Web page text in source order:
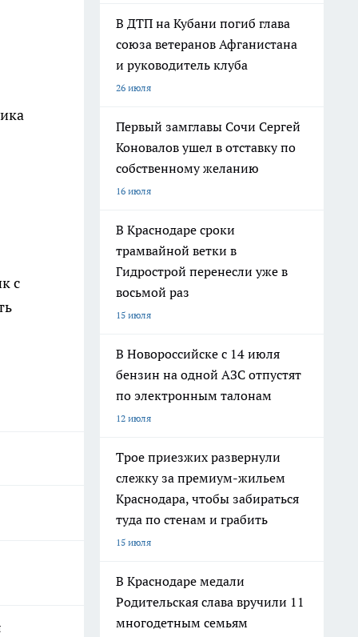
с
В ДТП на Кубани погиб глава
союза ветеранов Афганистана
и руководитель клуба
26 июля
Первый замглавы Сочи Сергей
Коновалов ушел в отставку по
собственному желанию
16 июля
В Краснодаре сроки
трамвайной ветки в
Гидрострой перенесли уже в
восьмой раз
15 июля
В Новороссийске с 14 июля
бензин на одной АЗС отпустят
по электронным талонам
12 июля
Трое приезжих развернули
слежку за премиум-жильем
Краснодара, чтобы забираться
туда по стенам и грабить
15 июля
В Краснодаре медали
Родительская слава вручили 11
многодетным семьям